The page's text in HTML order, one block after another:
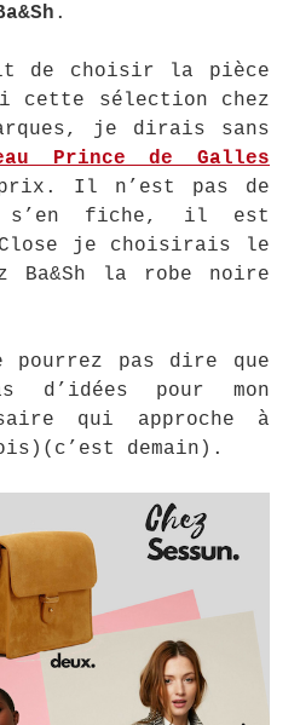
.
de choisir la pièce
cette sélection chez
je dirais sans
Prince de Galles
prix. Il n’est pas de
s’en fiche, il est
Close je choisirais le
la robe noire
pourrez pas dire que
d’idées pour mon
qui approche à
demain).